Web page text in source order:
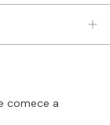
comece a